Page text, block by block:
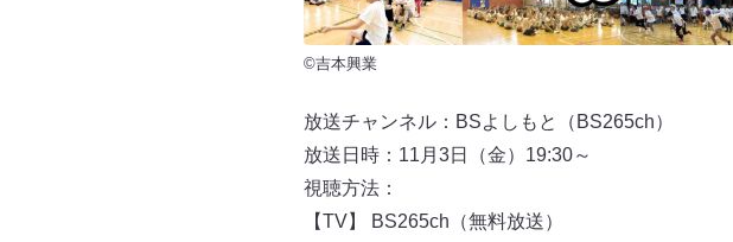
©吉本興業
放送チャンネル：BSよしもと（BS265ch）
放送日時：11月3日（金）19:30～
視聴方法：
【TV】 BS265ch（無料放送）